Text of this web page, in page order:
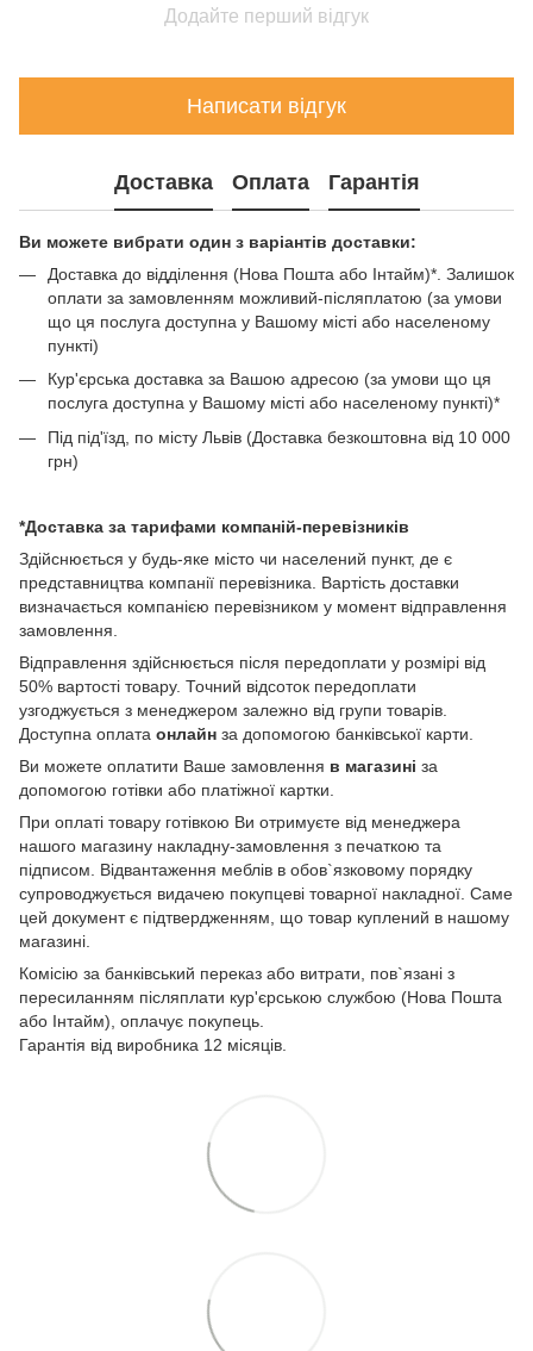
Додайте перший відгук
Написати відгук
Доставка Оплата Гарантія
Ви можете вибрати один з варіантів доставки:
Доставка до відділення (Нова Пошта або Інтайм)*. Залишок
оплати за замовленням можливий-післяплатою (за умови
що ця послуга доступна у Вашому місті або населеному
пункті)
Кур'єрська доставка за Вашою адресою (за умови що ця
послуга доступна у Вашому місті або населеному пункті)*
Під під'їзд, по місту Львів (Доставка безкоштовна від 10 000
грн)
*Доставка за тарифами компаній-перевізників
Здійснюється у будь-яке місто чи населений пункт, де є
представництва компанії перевізника. Вартість доставки
визначається компанією перевізником у момент відправлення
замовлення.
Відправлення здійснюється після передоплати у розмірі від
50% вартості товару. Точний відсоток передоплати
узгоджується з менеджером залежно від групи товарів.
Доступна оплата онлайн за допомогою банківської карти.
Ви можете оплатити Ваше замовлення в магазині за
допомогою готівки або платіжної картки.
При оплаті товару готівкою Ви отримуєте від менеджера
нашого магазину накладну-замовлення з печаткою та
підписом. Відвантаження меблів в обов`язковому порядку
супроводжується видачею покупцеві товарної накладної. Саме
цей документ є підтвердженням, що товар куплений в нашому
магазині.
Комісію за банківський переказ або витрати, пов`язані з
пересиланням післяплати кур'єрською службою (Нова Пошта
або Інтайм), оплачує покупець.
Гарантія від виробника 12 місяців.